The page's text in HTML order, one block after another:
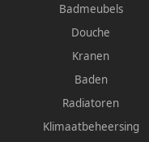
Badmeubels
Douche
Kranen
Baden
Radiatoren
Klimaatbeheersing